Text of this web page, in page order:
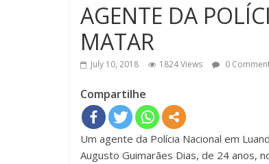
AGENTE DA
MATAR
July 10, 2018 1824 Views 0
Compartilhe
Um agente da Polícia Nacional em
Augusto Guimarães Dias, de 24 anos,